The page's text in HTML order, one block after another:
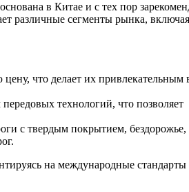
в Китае и с тех пор
различные сегменты рынка,
что делает их
технологий, что позволяет
с твердым покрытием,
на международные